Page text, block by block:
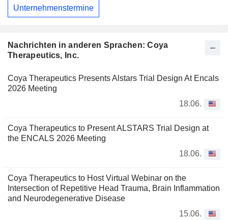
Nachrichten in anderen Sprachen: Coya
Therapeutics, Inc.
Coya Therapeutics Presents Alstars Trial Design At Encals
2026 Meeting
18.06.
Coya Therapeutics to Present ALSTARS Trial Design at
the ENCALS 2026 Meeting
18.06.
Coya Therapeutics to Host Virtual Webinar on the
Intersection of Repetitive Head Trauma, Brain Inflammation
and Neurodegenerative Disease
15.06.
Unternehmenstermine